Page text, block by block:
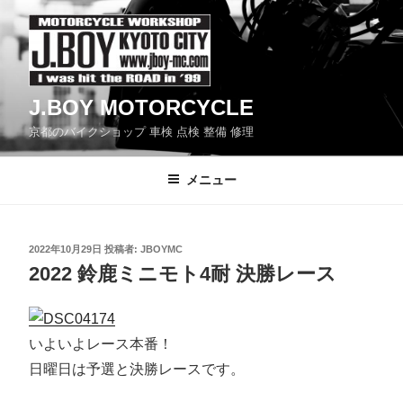
ン
へ
J.BOY MOTORCYCLE
京都のバイクショップ 車検 点検 整備 修理
メニュー
投
稿
日:
2022年10月29日 投稿者: JBOYMC
2022 鈴鹿ミニモト4耐 決勝レース
いよいよレース本番！
日曜日は予選と決勝レースです。